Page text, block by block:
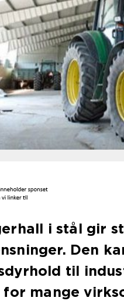
i stål gir
Den
til
for mange